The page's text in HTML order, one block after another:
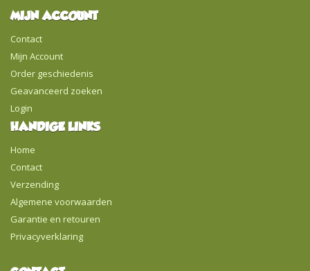
MIJN ACCOUNT
Contact
Mijn Account
Order geschiedenis
Geavanceerd zoeken
Login
HANDIGE LINKS
Home
Contact
Verzending
Algemene voorwaarden
Garantie en retouren
Privacyverklaring